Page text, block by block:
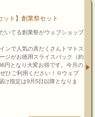
ット】創業祭セット
いてる創業祭がウェブショップ
ンで人気の具だくさんトマトス
ジがお徳用スライスパック（約
円となり大変お得です。今月の
ひご利用ください！※ウェブ
け指定は9月5日以降となりま